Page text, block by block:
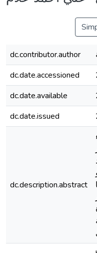
dc.contributor.author
dc.date.accessioned
dc.date.available
dc.date.issued
dc.description.abstract